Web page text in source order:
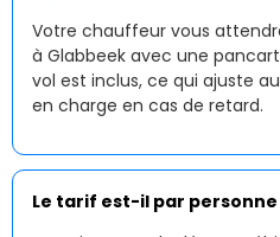
Votre chauffeur vous
à Glabbeek avec une
vol est inclus, ce qui ajuste
en charge en cas de retard.
Le tarif est-il par personne